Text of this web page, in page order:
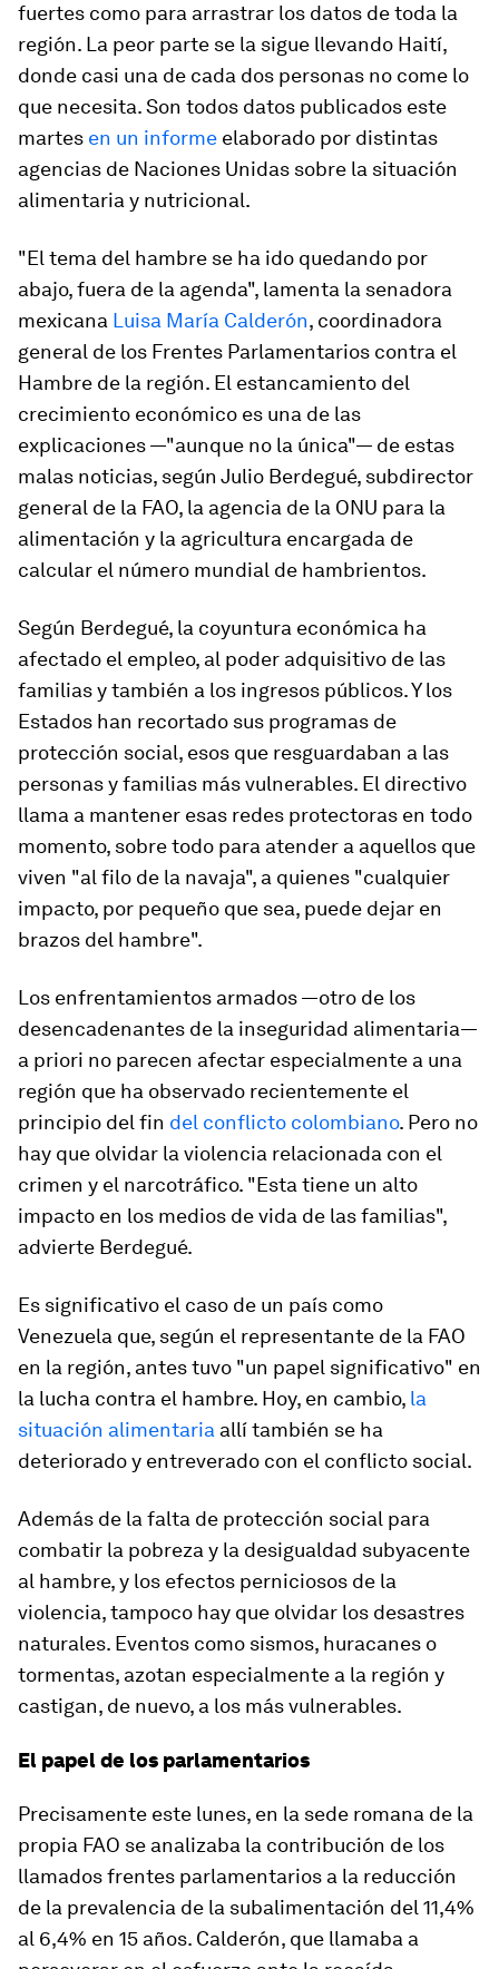
fuertes como para arrastrar los datos de toda la
región. La peor parte se la sigue llevando Haití,
donde casi una de cada dos personas no come lo
que necesita. Son todos datos publicados este
martes en un informe elaborado por distintas
agencias de Naciones Unidas sobre la situación
alimentaria y nutricional.
"El tema del hambre se ha ido quedando por
abajo, fuera de la agenda", lamenta la senadora
mexicana Luisa María Calderón, coordinadora
general de los Frentes Parlamentarios contra el
Hambre de la región. El estancamiento del
crecimiento económico es una de las
explicaciones —"aunque no la única"— de estas
malas noticias, según Julio Berdegué, subdirector
general de la FAO, la agencia de la ONU para la
alimentación y la agricultura encargada de
calcular el número mundial de hambrientos.
Según Berdegué, la coyuntura económica ha
afectado el empleo, al poder adquisitivo de las
familias y también a los ingresos públicos. Y los
Estados han recortado sus programas de
protección social, esos que resguardaban a las
personas y familias más vulnerables. El directivo
llama a mantener esas redes protectoras en todo
momento, sobre todo para atender a aquellos que
viven "al filo de la navaja", a quienes "cualquier
impacto, por pequeño que sea, puede dejar en
brazos del hambre".
Los enfrentamientos armados —otro de los
desencadenantes de la inseguridad alimentaria—
a priori no parecen afectar especialmente a una
región que ha observado recientemente el
principio del fin del conflicto colombiano. Pero no
hay que olvidar la violencia relacionada con el
crimen y el narcotráfico. "Esta tiene un alto
impacto en los medios de vida de las familias",
advierte Berdegué.
Es significativo el caso de un país como
Venezuela que, según el representante de la FAO
en la región, antes tuvo "un papel significativo" en
la lucha contra el hambre. Hoy, en cambio, la
situación alimentaria allí también se ha
deteriorado y entreverado con el conflicto social.
Además de la falta de protección social para
combatir la pobreza y la desigualdad subyacente
al hambre, y los efectos perniciosos de la
violencia, tampoco hay que olvidar los desastres
naturales. Eventos como sismos, huracanes o
tormentas, azotan especialmente a la región y
castigan, de nuevo, a los más vulnerables.
El papel de los parlamentarios
Precisamente este lunes, en la sede romana de la
propia FAO se analizaba la contribución de los
llamados frentes parlamentarios a la reducción
de la prevalencia de la subalimentación del 11,4%
al 6,4% en 15 años. Calderón, que llamaba a